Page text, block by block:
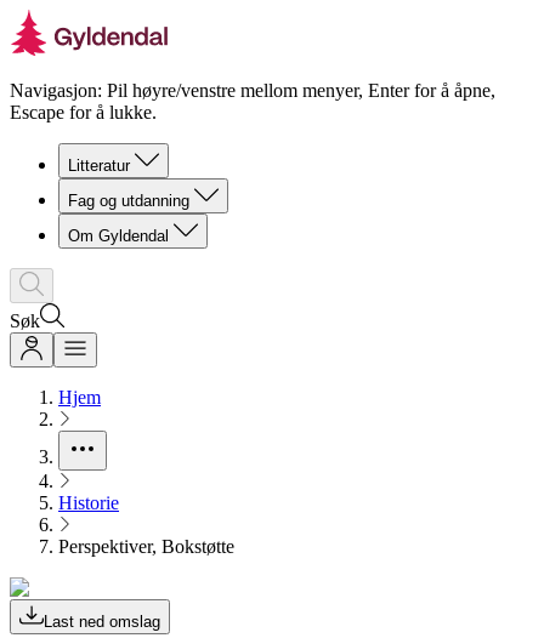
Navigasjon: Pil høyre/venstre mellom menyer, Enter for å åpne,
Escape for å lukke.
Litteratur
Fag og utdanning
Om Gyldendal
Søk
Hjem
Historie
Perspektiver, Bokstøtte
Last ned omslag